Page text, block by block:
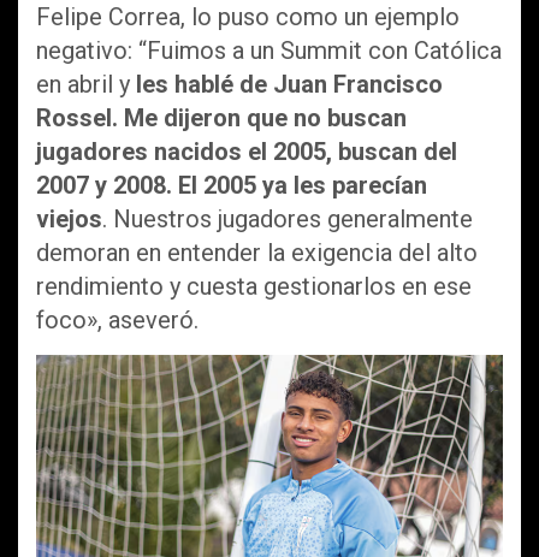
Felipe Correa, lo puso como un ejemplo
negativo: “Fuimos a un Summit con Católica
en abril y les hablé de Juan Francisco
Rossel. Me dijeron que no buscan
jugadores nacidos el 2005, buscan del
2007 y 2008. El 2005 ya les parecían
viejos. Nuestros jugadores generalmente
demoran en entender la exigencia del alto
rendimiento y cuesta gestionarlos en ese
foco», aseveró.